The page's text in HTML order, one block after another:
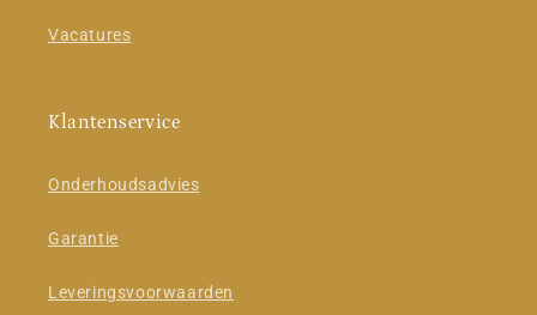
Vacatures
Klantenservice
Onderhoudsadvies
Garantie
Leveringsvoorwaarden